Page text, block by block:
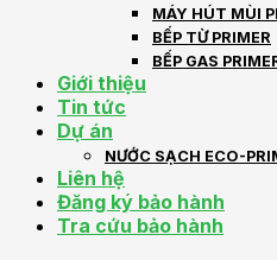
MÁY HÚT MÙI
BẾP TỪ PRIMER
BẾP GAS
Giới thiệu
Tin tức
Dự án
NƯỚC SẠCH ECO-
Liên hệ
Đăng ký bảo hành
Tra cứu bảo hành